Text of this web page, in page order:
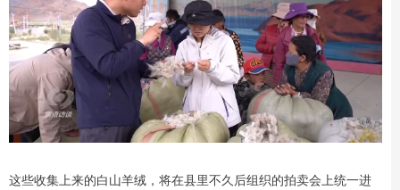
这些收集上来的白山羊绒，将在县里不久后组织的拍卖会上统一进